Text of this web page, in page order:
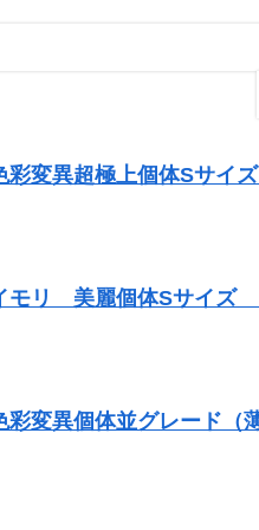
彩変異超極上個体Sサイ
モリ 美麗個体Sサイズ
彩変異個体並グレード（